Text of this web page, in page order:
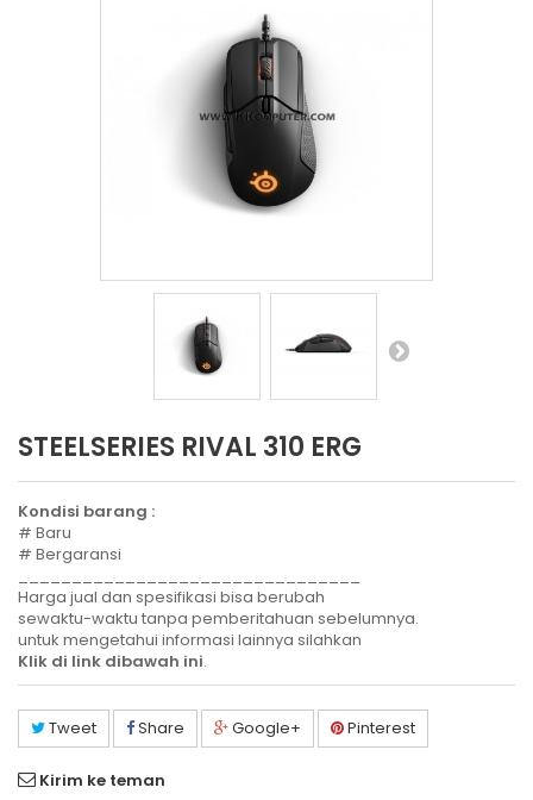
STEELSERIES RIVAL 310 ERG
Kondisi barang :
# Baru
# Bergaransi
Harga jual dan spesifikasi bisa berubah
sewaktu-waktu tanpa pemberitahuan sebelumnya.
untuk mengetahui informasi lainnya silahkan
Klik di link dibawah ini.
Tweet Share Google+ Pinterest
Kirim ke teman